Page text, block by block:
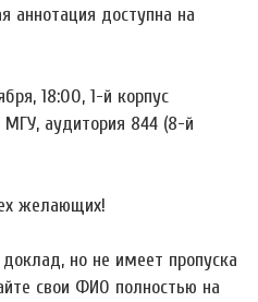
аннотация доступна на
18:00, 1-й корпус
аудитория 844 (8-й
желающих!
но не имеет пропуска
свои ФИО полностью на